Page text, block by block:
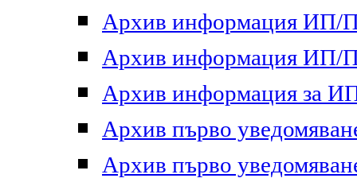
Архив информация ИП/
Архив информация ИП/
Архив информация за
Архив първо
Архив първо